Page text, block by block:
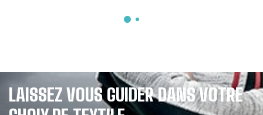
LAISSEZ VOUS GUIDER DANS VOTRE